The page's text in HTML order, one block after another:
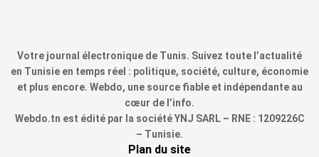
Votre journal électronique de Tunis. Suivez toute l’actualité
en Tunisie en temps réel : politique, société, culture, économie
et plus encore. Webdo, une source fiable et indépendante au
cœur de l’info.
Webdo.tn est édité par la société YNJ SARL – RNE : 1209226C
– Tunisie.
Plan du site